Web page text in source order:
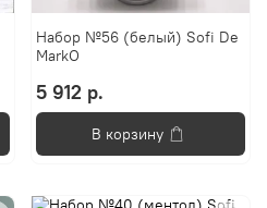
Набор №56 (белый) Sofi De
MarkO
5 912 р.
В корзину